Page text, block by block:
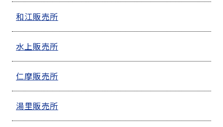
和江販売所
水上販売所
仁摩販売所
湯里販売所